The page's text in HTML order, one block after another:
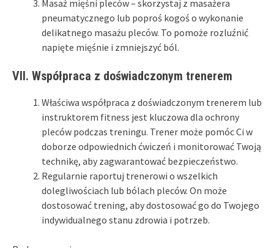
Masaż mięśni pleców – skorzystaj z masażera
pneumatycznego lub poproś kogoś o wykonanie
delikatnego masażu pleców. To pomoże rozluźnić
napięte mięśnie i zmniejszyć ból.
VII. Współpraca z doświadczonym trenerem
Właściwa współpraca z doświadczonym trenerem lub
instruktorem fitness jest kluczowa dla ochrony
pleców podczas treningu. Trener może pomóc Ci w
doborze odpowiednich ćwiczeń i monitorować Twoją
technikę, aby zagwarantować bezpieczeństwo.
Regularnie raportuj trenerowi o wszelkich
dolegliwościach lub bólach pleców. On może
dostosować trening, aby dostosować go do Twojego
indywidualnego stanu zdrowia i potrzeb.